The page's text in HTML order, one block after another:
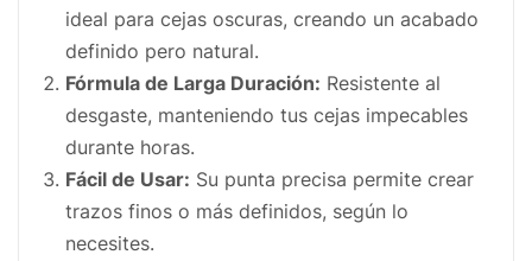
ideal para cejas oscuras, creando un acabado
definido pero natural.
Fórmula de Larga Duración: Resistente al
desgaste, manteniendo tus cejas impecables
durante horas.
Fácil de Usar: Su punta precisa permite crear
trazos finos o más definidos, según lo
necesites.